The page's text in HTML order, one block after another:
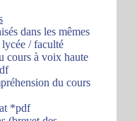
dans les mêmes
/ faculté
cours à voix haute
du cours
*pdf